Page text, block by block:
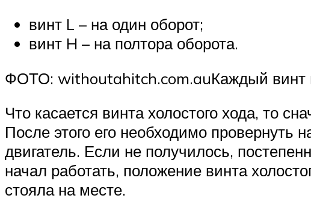
винт L – на один оборот;
винт H – на полтора оборота.
ФОТО: withoutahitch.com.auКаждый винт
Что касается винта холостого хода, то
После этого его необходимо провернуть
двигатель. Если не получилось,
начал работать, положение винта
стояла на месте.